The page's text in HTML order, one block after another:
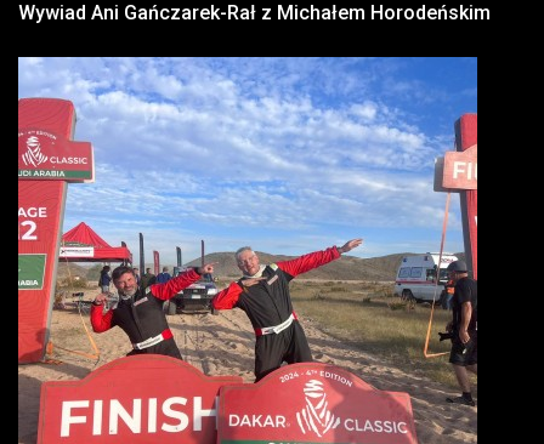
Wywiad Ani Gańczarek-Rał z Michałem Horodeńskim